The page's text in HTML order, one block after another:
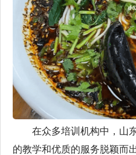
在众多培训机构中，山东
的教学和优质的服务脱颖而